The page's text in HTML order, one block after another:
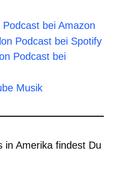
in Amerika findest Du